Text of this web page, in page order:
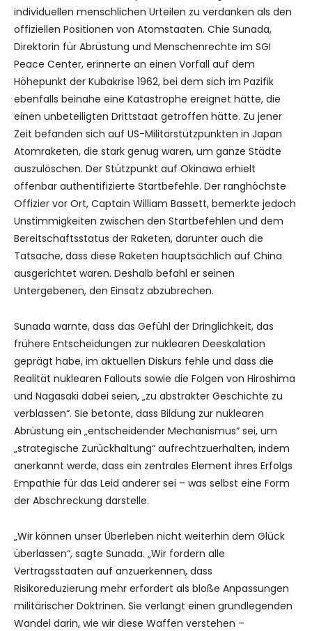
individuellen menschlichen Urteilen zu verdanken als den
offiziellen Positionen von Atomstaaten. Chie Sunada,
Direktorin für Abrüstung und Menschenrechte im SGI
Peace Center, erinnerte an einen Vorfall auf dem
Höhepunkt der Kubakrise 1962, bei dem sich im Pazifik
ebenfalls beinahe eine Katastrophe ereignet hätte, die
einen unbeteiligten Drittstaat getroffen hätte. Zu jener
Zeit befanden sich auf US-Militärstützpunkten in Japan
Atomraketen, die stark genug waren, um ganze Städte
auszulöschen. Der Stützpunkt auf Okinawa erhielt
offenbar authentifizierte Startbefehle. Der ranghöchste
Offizier vor Ort, Captain William Bassett, bemerkte jedoch
Unstimmigkeiten zwischen den Startbefehlen und dem
Bereitschaftsstatus der Raketen, darunter auch die
Tatsache, dass diese Raketen hauptsächlich auf China
ausgerichtet waren. Deshalb befahl er seinen
Untergebenen, den Einsatz abzubrechen.
Sunada warnte, dass das Gefühl der Dringlichkeit, das
frühere Entscheidungen zur nuklearen Deeskalation
geprägt habe, im aktuellen Diskurs fehle und dass die
Realität nuklearen Fallouts sowie die Folgen von Hiroshima
und Nagasaki dabei seien, „zu abstrakter Geschichte zu
verblassen“. Sie betonte, dass Bildung zur nuklearen
Abrüstung ein „entscheidender Mechanismus“ sei, um
„strategische Zurückhaltung“ aufrechtzuerhalten, indem
anerkannt werde, dass ein zentrales Element ihres Erfolgs
Empathie für das Leid anderer sei – was selbst eine Form
der Abschreckung darstelle.
„Wir können unser Überleben nicht weiterhin dem Glück
überlassen“, sagte Sunada. „Wir fordern alle
Vertragsstaaten auf anzuerkennen, dass
Risikoreduzierung mehr erfordert als bloße Anpassungen
militärischer Doktrinen. Sie verlangt einen grundlegenden
Wandel darin, wie wir diese Waffen verstehen –